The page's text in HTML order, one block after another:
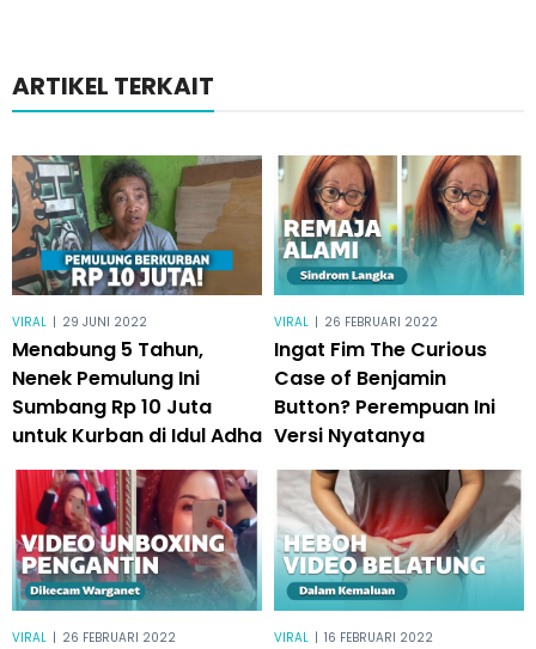
ARTIKEL TERKAIT
VIRAL | 29 JUNI 2022
Menabung 5 Tahun,
Nenek Pemulung Ini
Sumbang Rp 10 Juta
untuk Kurban di Idul Adha
VIRAL | 26 FEBRUARI 2022
Ingat Fim The Curious
Case of Benjamin
Button? Perempuan Ini
Versi Nyatanya
VIRAL | 26 FEBRUARI 2022 VIRAL | 16 FEBRUARI 2022